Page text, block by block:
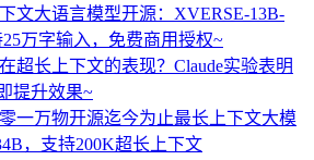
文大语言模型开源：XVERSE-13B-
万字输入，免费商用授权~
超长上下文的表现？Claude实验表明
提升效果~
一万物开源迄今为止最长上下文大模
，支持200K超长上下文